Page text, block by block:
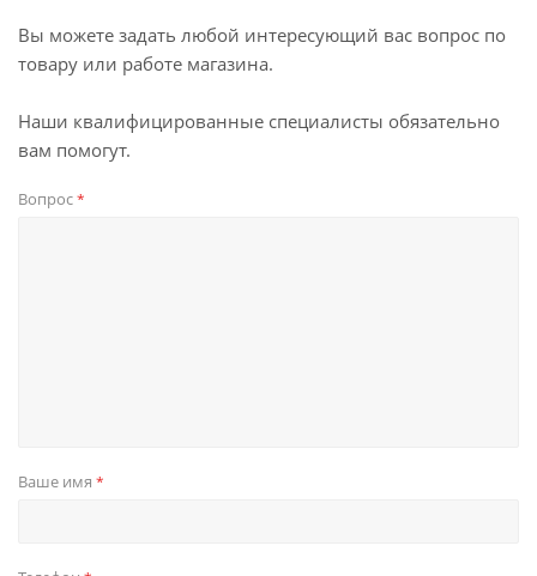
Вы можете задать любой интересующий вас вопрос по
товару или работе магазина.
Наши квалифицированные специалисты обязательно
вам помогут.
Вопрос*
Ваше имя *